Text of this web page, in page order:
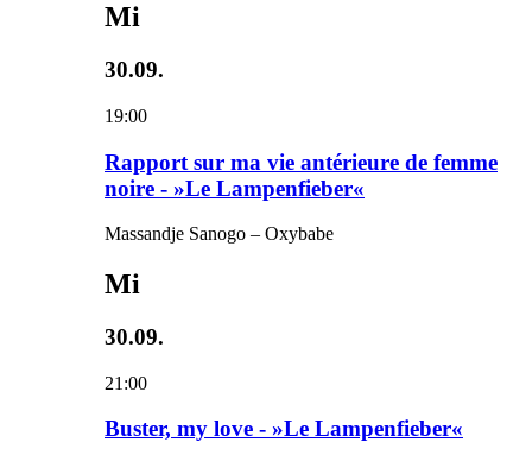
Mi
30.09.
19:00
Rapport sur ma vie antérieure de femme
noire - »Le Lampenfieber«
Massandje Sanogo – Oxybabe
Mi
30.09.
21:00
Buster, my love - »Le Lampenfieber«